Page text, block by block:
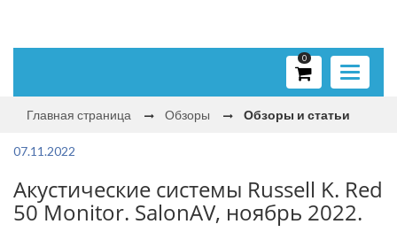
Toggle
0
Главная страница Обзоры Обзоры и статьи
07.11.2022
Акустические системы Russell K. Red
50 Monitor. SalonAV, ноябрь 2022.